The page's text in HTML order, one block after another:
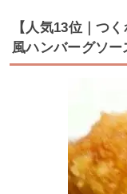
【人気13位｜つ
風ハンバーグソー